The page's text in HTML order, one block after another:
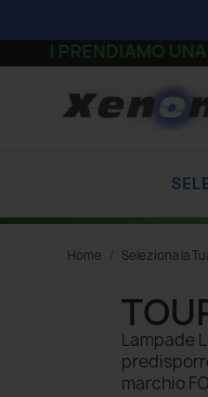
PRENDIAMO UNA
Home Seleziona la
Lampade
marchio